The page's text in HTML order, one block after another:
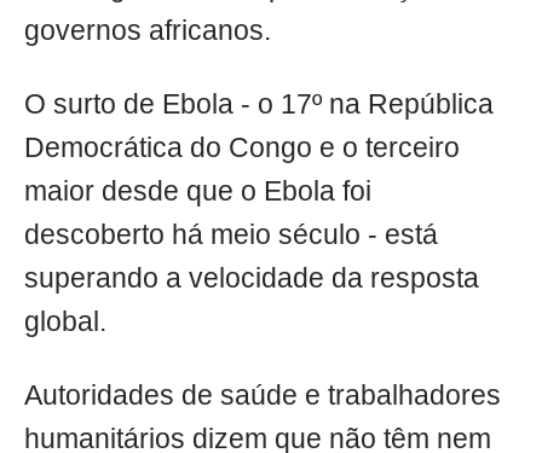
governos africanos.
O surto de Ebola - o 17º na República
Democrática do Congo e o terceiro
maior desde que o Ebola foi
descoberto há meio século - está
superando a velocidade da resposta
global.
Autoridades de saúde e trabalhadores
humanitários dizem que não têm nem